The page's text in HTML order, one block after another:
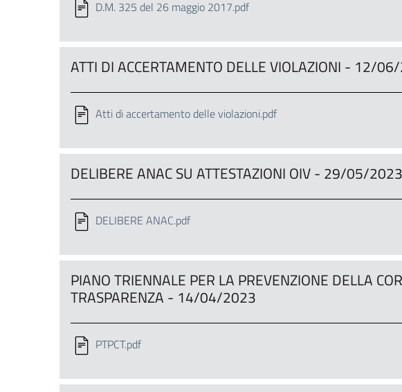
D.M. 325 del 26 maggio 2017.pdf
ATTI DI ACCERTAMENTO DELLE VIOLAZIONI - 12/
Atti di accertamento delle violazioni.pdf
DELIBERE ANAC SU ATTESTAZIONI OIV - 29/05/2023
DELIBERE ANAC.pdf
PIANO TRIENNALE PER LA PREVENZIONE DELLA
TRASPARENZA - 14/04/2023
PTPCT.pdf